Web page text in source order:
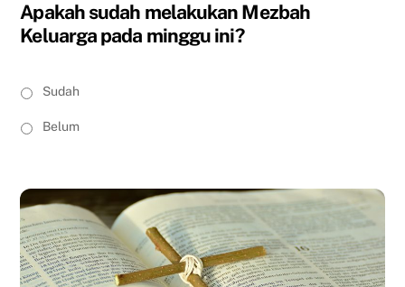
Apakah sudah melakukan Mezbah
Keluarga pada minggu ini?
S
y
d
a
h
m
e
Sudah
Belum